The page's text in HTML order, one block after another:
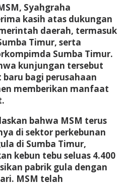
Syahgraha
kasih atas dukungan
daerah, termasuk
Timur, serta
Sumba Timur.
kunjungan tersebut
bagi perusahaan
memberikan manfaat
bahwa MSM terus
di sektor perkebunan
di Sumba Timur,
kebun tebu seluas 4.400
pabrik gula dengan
MSM telah